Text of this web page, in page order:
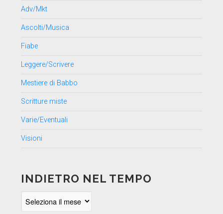
Adv/Mkt
Ascolti/Musica
Fiabe
Leggere/Scrivere
Mestiere di Babbo
Scritture miste
Varie/Eventuali
Visioni
INDIETRO NEL TEMPO